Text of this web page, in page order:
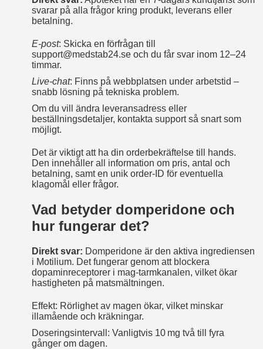
svarar på alla frågor kring produkt, leverans eller
betalning.
E‑post: Skicka en förfrågan till
support@medstab24.se och du får svar inom 12–24
timmar.
Live‑chat: Finns på webbplatsen under arbetstid –
snabb lösning på tekniska problem.
Om du vill ändra leveransadress eller
beställningsdetaljer, kontakta support så snart som
möjligt.
Det är viktigt att ha din orderbekräftelse till hands.
Den innehåller all information om pris, antal och
betalning, samt en unik order‑ID för eventuella
klagomål eller frågor.
Vad betyder domperidone och
hur fungerar det?
Direkt svar: Domperidone är den aktiva ingrediensen
i Motilium. Det fungerar genom att blockera
dopaminreceptorer i mag-tarmkanalen, vilket ökar
hastigheten på matsmältningen.
Effekt: Rörlighet av magen ökar, vilket minskar
illamående och kräkningar.
Doseringsintervall: Vanligtvis 10 mg två till fyra
gånger om dagen.